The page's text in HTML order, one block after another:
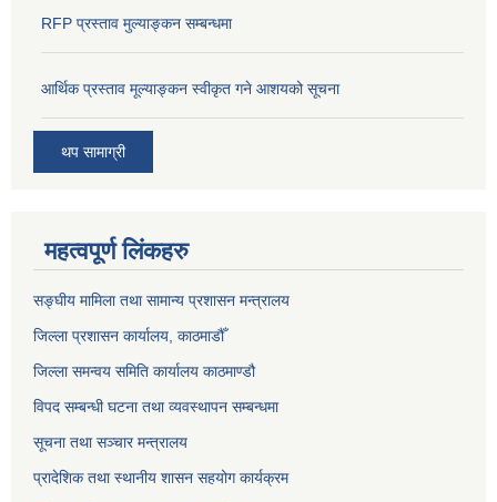
RFP प्रस्ताव मुल्याङ्कन सम्बन्धमा
आर्थिक प्रस्ताव मूल्याङ्कन स्वीकृत गने आशयको सूचना
थप सामाग्री
महत्वपूर्ण लिंकहरु
सङ्‍घीय मामिला तथा सामान्य प्रशासन मन्त्रालय
जिल्ला प्रशासन कार्यालय, काठमाडौँ
जिल्ला समन्वय समिति कार्यालय काठमाण्ड‌ौ
विपद सम्बन्धी घटना तथा व्यवस्थापन सम्बन्धमा
सूचना तथा सञ्चार मन्त्रालय
प्रादेशिक तथा स्थानीय शासन सहयोग कार्यक्रम